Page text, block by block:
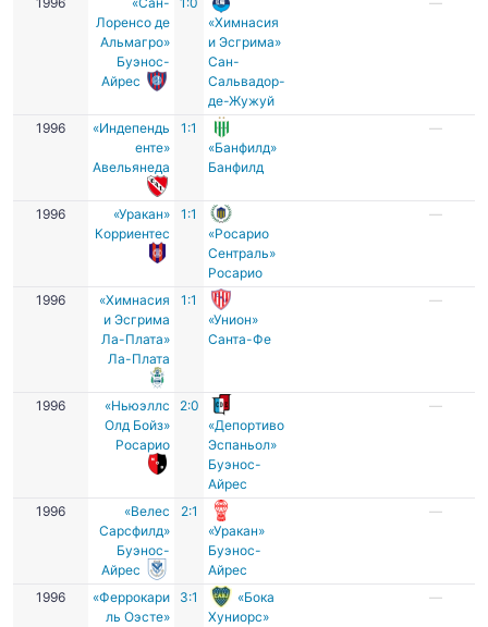
Лоренсо де
Альмагро»
Буэнос-
Айрес
«Химнасия
и Эсгрима»
Сан-
Сальвадор-
де-Жужуй
1996
«Индепендь
енте»
Авельянеда
1:1
«Банфилд»
Банфилд
—
1996
«Уракан»
Корриентес
1:1
«Росарио
Сентраль»
Росарио
—
1996
«Химнасия
и Эсгрима
Ла-Плата»
Ла-Плата
1:1
«Унион»
Санта-Фе
—
1996
«Ньюэллс
Олд Бойз»
Росарио
2:0
«Депортиво
Эспаньол»
Буэнос-
Айрес
—
1996
«Велес
Сарсфилд»
Буэнос-
Айрес
2:1
«Уракан»
Буэнос-
Айрес
—
1996
«Феррокари
ль Оэсте»
3:1
«Бока
Хуниорс»
—